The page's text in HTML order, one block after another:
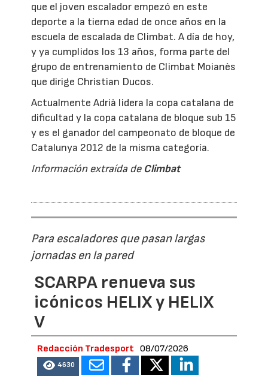
que el joven escalador empezó en este
deporte a la tierna edad de once años en la
escuela de escalada de Climbat. A día de hoy,
y ya cumplidos los 13 años, forma parte del
grupo de entrenamiento de Climbat Moianès
que dirige Christian Ducos.
Actualmente Adrià lidera la copa catalana de
dificultad y la copa catalana de bloque sub 15
y es el ganador del campeonato de bloque de
Catalunya 2012 de la misma categoría.
Información extraída de Climbat
Para escaladores que pasan largas
jornadas en la pared
SCARPA renueva sus
icónicos HELIX y HELIX
V
Redacción Tradesport 08/07/2026
4630